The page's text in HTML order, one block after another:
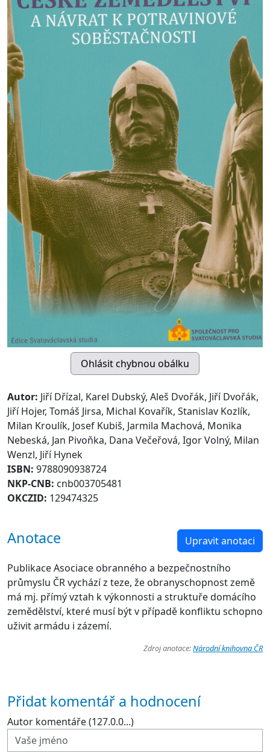
Autor: Jiří Dřízal, Karel Dubský, Aleš Dvořák, Jiří Dvořák,
Jiří Hojer, Tomáš Jirsa, Michal Kovařík, Stanislav Kozlík,
Milan Kroulík, Josef Kubiš, Jarmila Machová, Monika
Nebeská, Jan Pivoňka, Dana Večeřová, Igor Volný, Milan
Wenzl, Jiří Hynek
ISBN: 9788090938724
NKP-CNB: cnb003705481
OKCZID: 129474325
Anotace Upravit anotaci
Publikace Asociace obranného a bezpečnostního
průmyslu ČR vychází z teze, že obranyschopnost země
má mj. přímý vztah k výkonnosti a struktuře domácího
zemědělství, které musí být v případě konfliktu schopno
uživit armádu i zázemí.
Zdroj anotace:Národní knihovna ČR
Přidat komentář a hodnocení
Autor komentáře (127.0.0...)